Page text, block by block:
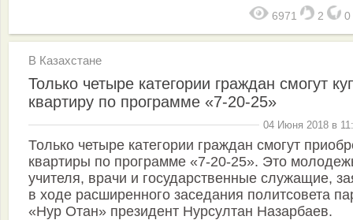
6971 2 0
В Казахстане
Только четыре категории граждан смогут
квартиру по программе «7-20-25»
04 Июня 2018 в
Только четыре категории граждан смогут
квартиры по программе «7-20-25». Это
учителя, врачи и государственные служащие,
в ходе расширенного заседания политсовета
«Нур Отан» президент Нурсултан Назарбаев.